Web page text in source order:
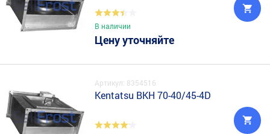
В наличии
Цену уточняйте
Артикул: 8354516
Kentatsu BKH 70-40/45-4D